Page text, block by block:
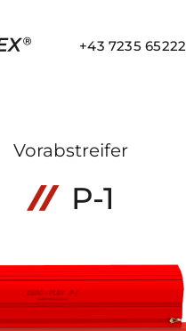
+43 7235 65222
PRODUKTE
RESSOURCEN
KONTAKT
Vorabstreifer
P-1